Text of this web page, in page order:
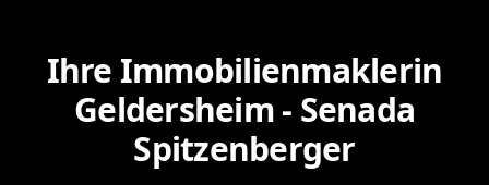
Ihre Immobilienmaklerin
Geldersheim - Senada
Spitzenberger